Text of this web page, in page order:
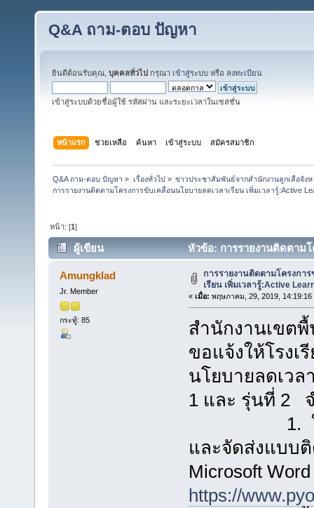
Q&A ถาม-ตอบ ปัญหา
ยินดีต้อนรับคุณ, บุคคลทั่วไป กรุณา เข้าสู่ระบบ หรือ ลงทะเบียน
เข้าสู่ระบบด้วยชื่อผู้ใช้ รหัสผ่าน และระยะเวลาในเซสชั่น
หน้าแรก ช่วยเหลือ ค้นหา เข้าสู่ระบบ สมัครสมาชิก
Q&A ถาม-ตอบ ปัญหา » เรื่องทั่วไป» ข่าวประชาสัมพันธ์จากสำนักงานลูกเสือจัง
การรายงานติดตามโครงการขับเคลื่อนนโยบายลดเวลาเรียน เพิ่มเวลารู้:Active
หน้า: [1]
ผู้เขียน
หัวข้อ: การรายงานติดตามโ
(อ่าน 88766 ครั้ง)
Amungklad
Jr. Member
กระทู้: 85
การรายงานติดตามโครงกา
เรียน เพิ่มเวลารู้:Active
« เมื่อ: พฤษภาคม, 29, 2019, 14:19:16
สำนักงานเขต
ขอแจ้งให้โรงเ
นโยบายลดเวล
1 และ รุ่นที่ 2
1. ให้ดำเ
และจัดส่งแบบ
Microsoft
https://